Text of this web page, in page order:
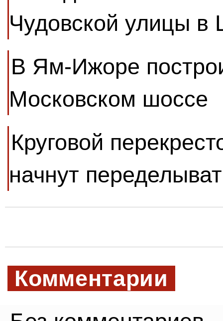
Чудовской улицы
В Ям-Ижоре
Московском шоссе
Круговой
начнут
Комментарии